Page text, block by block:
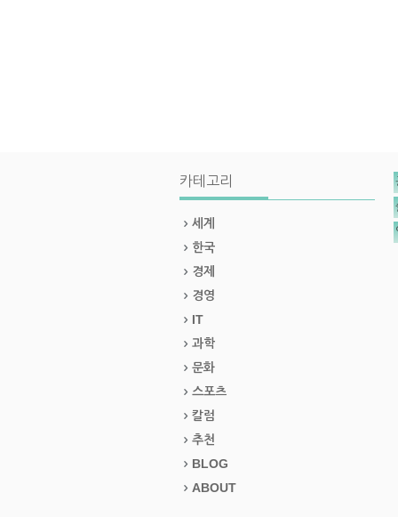
카테고리
세계
한국
경제
경영
IT
과학
문화
스포츠
칼럼
추천
BLOG
ABOUT